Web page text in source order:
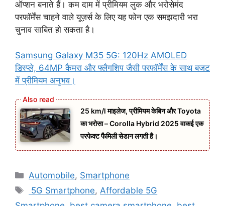
ऑप्शन बनाते हैं। कम दाम में प्रीमियम लुक और भरोसेमंद
परफॉर्मेंस चाहने वाले यूज़र्स के लिए यह फोन एक समझदारी भरा
चुनाव साबित हो सकता है।
Samsung Galaxy M35 5G: 120Hz AMOLED
डिस्प्ले, 64MP कैमरा और फ्लैगशिप जैसी परफॉर्मेंस के साथ बजट
में प्रीमियम अनुभव।
25 km/l माइलेज, प्रीमियम केबिन और Toyota
का भरोसा – Corolla Hybrid 2025 वाकई एक
परफेक्ट फैमिली सेडान लगती है।
Categories
Automobile, Smartphone
Tags
5G Smartphone, Affordable 5G